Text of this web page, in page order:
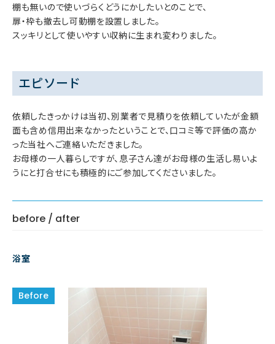
棚も無いので使いづらくどうにかしたいとのことで、
扉・枠も撤去し可動棚を設置しました。
スッキリとして使いやすい収納に生まれ変わりました。
エピソード
依頼したきっかけは当初、別業者で見積りを依頼していたが金額
面も含め信用出来なかったということで、口コミ等で評価の高か
った当社へご連絡いただきました。
お母様の一人暮らしですが、息子さん達がお母様の生活し易いよ
うにと打合せにも積極的にご参加してくださいました。
before / after
浴室